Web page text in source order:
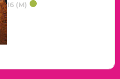
16 (M)